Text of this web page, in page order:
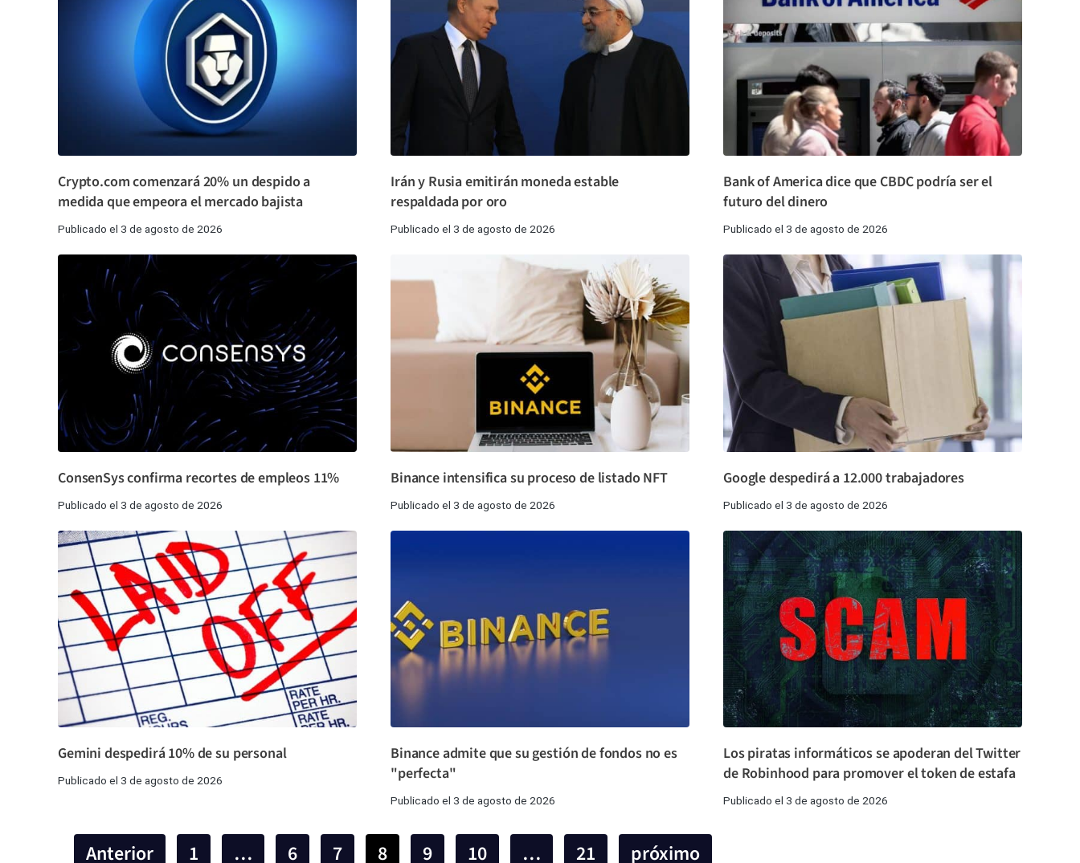
Crypto.com comenzará 20% un despido a
medida que empeora el mercado bajista
Publicado el 3 de agosto de 2026
Irán y Rusia emitirán moneda estable
respaldada por oro
Publicado el 3 de agosto de 2026
Bank of America dice que CBDC podría ser el
futuro del dinero
Publicado el 3 de agosto de 2026
ConsenSys confirma recortes de empleos 11%
Publicado el 3 de agosto de 2026
Binance intensifica su proceso de listado NFT
Publicado el 3 de agosto de 2026
Google despedirá a 12.000 trabajadores
Publicado el 3 de agosto de 2026
Gemini despedirá 10% de su personal
Publicado el 3 de agosto de 2026
Binance admite que su gestión de fondos no es
"perfecta"
Publicado el 3 de agosto de 2026
Los piratas informáticos se apoderan del Twitter
de Robinhood para promover el token de estafa
Publicado el 3 de agosto de 2026
Anterior 1 … 6 7 8 9 10 … 21 próximo